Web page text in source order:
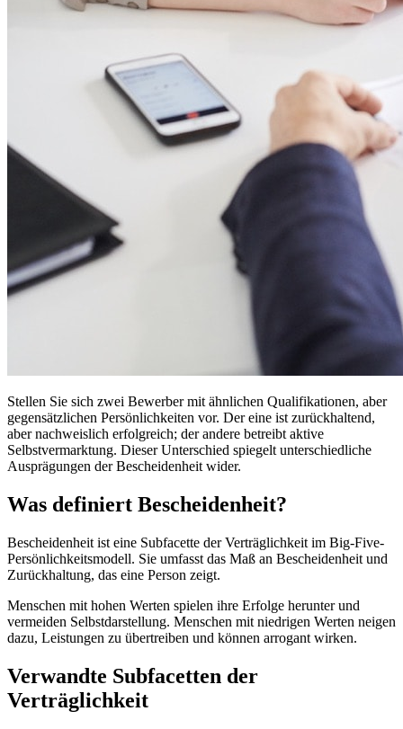
Stellen Sie sich zwei Bewerber mit ähnlichen Qualifikationen, aber
gegensätzlichen Persönlichkeiten vor. Der eine ist zurückhaltend,
aber nachweislich erfolgreich; der andere betreibt aktive
Selbstvermarktung. Dieser Unterschied spiegelt unterschiedliche
Ausprägungen der Bescheidenheit wider.
Was definiert Bescheidenheit?
Bescheidenheit ist eine Subfacette der Verträglichkeit im Big-Five-
Persönlichkeitsmodell. Sie umfasst das Maß an Bescheidenheit und
Zurückhaltung, das eine Person zeigt.
Menschen mit hohen Werten spielen ihre Erfolge herunter und
vermeiden Selbstdarstellung. Menschen mit niedrigen Werten neigen
dazu, Leistungen zu übertreiben und können arrogant wirken.
Verwandte Subfacetten der
Verträglichkeit